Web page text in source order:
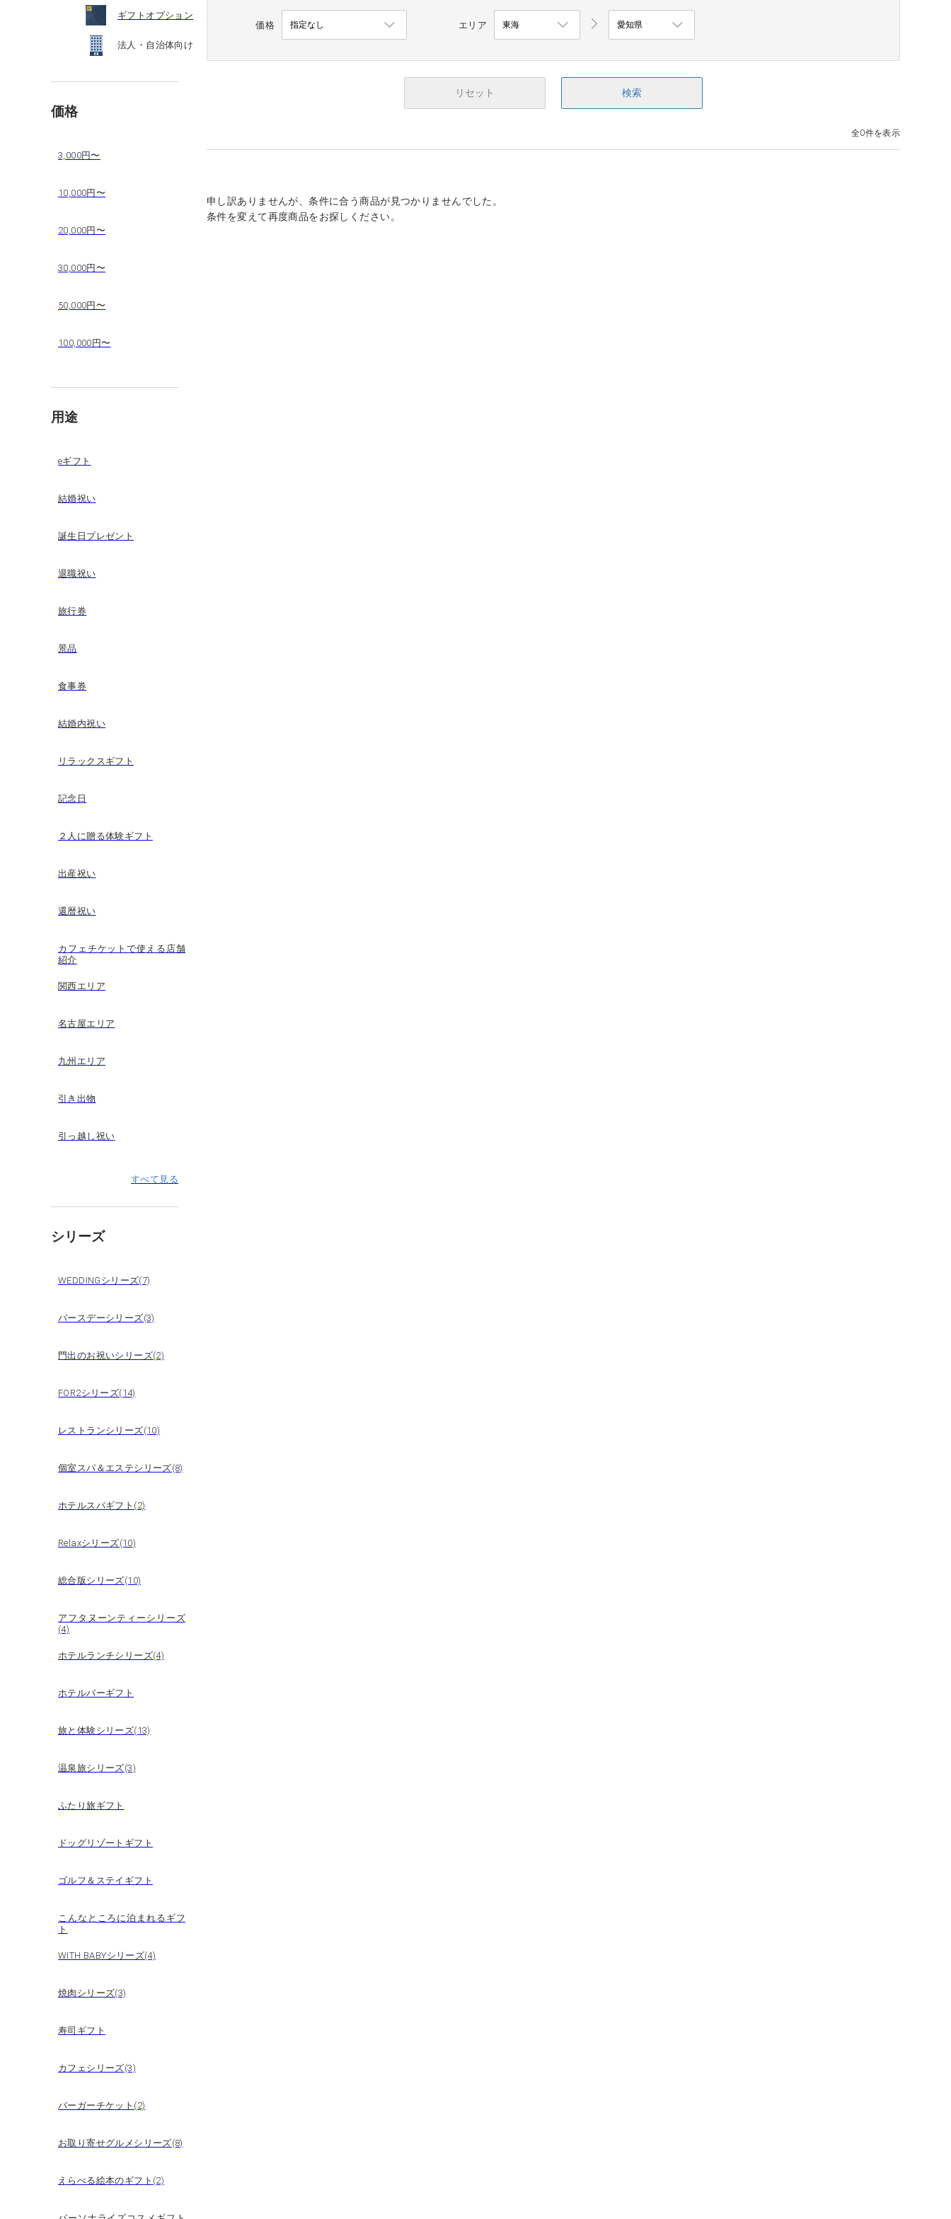
ギフトオプション
法人・自治体向け
価格
3,000円〜
10,000円〜
20,000円〜
30,000円〜
50,000円〜
100,000円〜
用途
eギフト
結婚祝い
誕生日プレゼント
退職祝い
旅行券
景品
食事券
結婚内祝い
リラックスギフト
記念日
２人に贈る体験ギフト
出産祝い
還暦祝い
カフェチケットで使える店舗
紹介
関西エリア
名古屋エリア
九州エリア
引き出物
引っ越し祝い
すべて見る
シリーズ
WEDDINGシリーズ(7)
バースデーシリーズ(3)
門出のお祝いシリーズ(2)
FOR2シリーズ(14)
レストランシリーズ(10)
個室スパ＆エステシリーズ(8)
ホテルスパギフト(2)
Relaxシリーズ(10)
総合版シリーズ(10)
アフタヌーンティーシリーズ
(4)
ホテルランチシリーズ(4)
ホテルバーギフト
旅と体験シリーズ(13)
温泉旅シリーズ(3)
ふたり旅ギフト
ドッグリゾートギフト
ゴルフ＆ステイギフト
こんなところに泊まれるギフ
ト
WITH BABYシリーズ(4)
焼肉シリーズ(3)
寿司ギフト
カフェシリーズ(3)
バーガーチケット(2)
お取り寄せグルメシリーズ(8)
えらべる絵本のギフト(2)
価格 エリア
リセット 検索
全0件を表示
申し訳ありませんが、条件に合う商品が見つかりませんでした。
条件を変えて再度商品をお探しください。